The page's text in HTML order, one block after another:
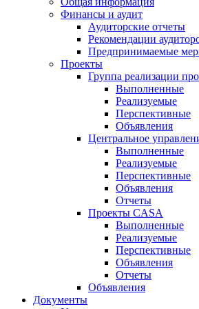
Финансы и аудит
Аудиторские отчеты
Рекомендации
Предпринимаемые
Проекты
Группа реализации
Выполненные
Реализуемые
Перспективные
Объявления
Центральное
Выполненные
Реализуемые
Перспективные
Объявления
Отчеты
Проекты CASA
Выполненные
Реализуемые
Перспективные
Объявления
Отчеты
Объявления
Документы